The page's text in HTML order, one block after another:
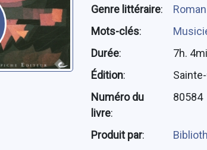
Genre littéraire:
Mots-clés:
Durée:
7h.
Édition:
Numéro du
livre:
80584
Produit par: